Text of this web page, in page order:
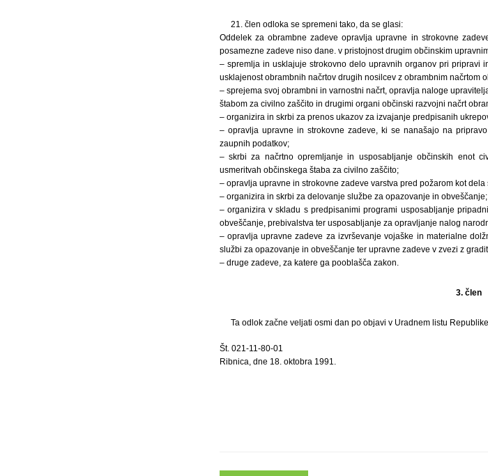
21. člen odloka se spremeni tako, da se glasi:
Oddelek za obrambne zadeve opravlja upravne in strokovne
posamezne zadeve niso dane. v pristojnost drugim občinskim
– spremlja in usklajuje strokovno delo upravnih organov pri pripravi
usklajenost obrambnih načrtov drugih nosilcev z obrambnim načrtom
– sprejema svoj obrambni in varnostni načrt, opravlja naloge
štabom za civilno zaščito in drugimi organi občinski razvojni načrt
– organizira in skrbi za prenos ukazov za izvajanje predpisanih
– opravlja upravne in strokovne zadeve, ki se nanašajo na
zaupnih podatkov;
– skrbi za načrtno opremljanje in usposabljanje občinskih enot
usmeritvah občinskega štaba za civilno zaščito;
– opravlja upravne in strokovne zadeve varstva pred požarom kot
– organizira in skrbi za delovanje službe za opazovanje in obveščanje;
– organizira v skladu s predpisanimi programi usposabljanje
obveščanje, prebivalstva ter usposabljanje za opravljanje nalog
– opravlja upravne zadeve za izvrševanje vojaške in materialne
službi za opazovanje in obveščanje ter upravne zadeve v zvezi z
– druge zadeve, za katere ga pooblašča zakon.
3. člen
Ta odlok začne veljati osmi dan po objavi v Uradnem listu
Št. 021-11-80-01
Ribnica, dne 18. oktobra 1991.